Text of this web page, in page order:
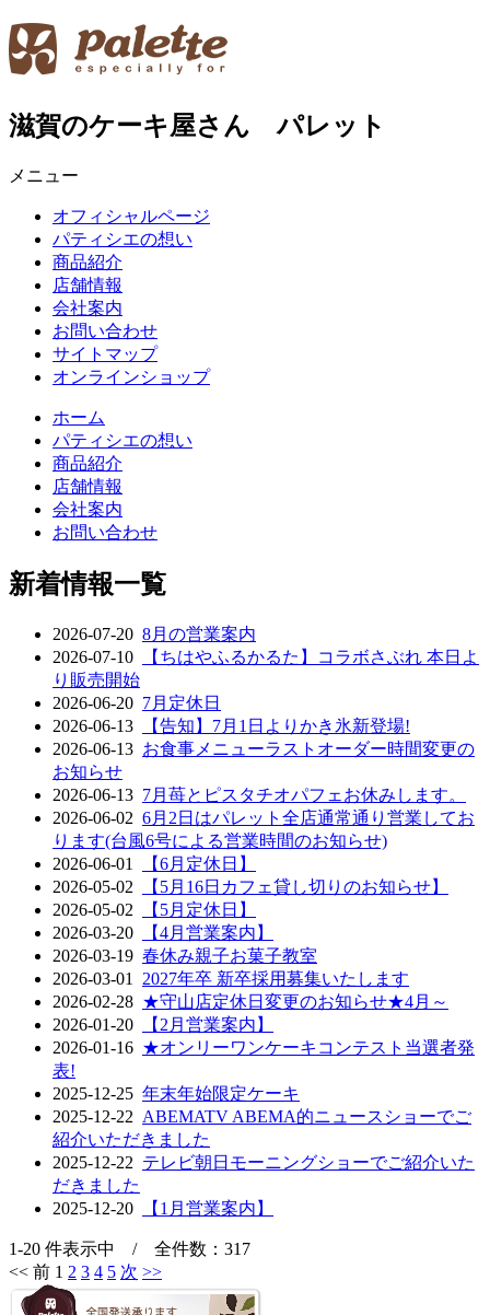
滋賀のケーキ屋さん パレット
メニュー
オフィシャルページ
パティシエの想い
商品紹介
店舗情報
会社案内
お問い合わせ
サイトマップ
オンラインショップ
ホーム
パティシエの想い
商品紹介
店舗情報
会社案内
お問い合わせ
新着情報一覧
2026-07-20 8月の営業案内
2026-07-10
【ちはやふるかるた】コラボさぶれ 本日よ
り販売開始
2026-06-20 7月定休日
2026-06-13
【告知】7月1日よりかき氷新登場!
2026-06-13 お食事メニューラストオーダー時間変更の
お知らせ
2026-06-13 7月苺とピスタチオパフェお休みします。
2026-06-02 6月2日はパレット全店通常通り営業してお
ります(台風6号による営業時間のお知らせ)
2026-06-01
【6月定休日】
2026-05-02
【5月16日カフェ貸し切りのお知らせ】
2026-05-02
【5月定休日】
2026-03-20
【4月営業案内】
2026-03-19 春休み親子お菓子教室
2026-03-01 2027年卒 新卒採用募集いたします
2026-02-28 ★守山店定休日変更のお知らせ★4月～
2026-01-20
【2月営業案内】
2026-01-16 ★オンリーワンケーキコンテスト当選者発
表!
2025-12-25 年末年始限定ケーキ
2025-12-22 ABEMATV ABEMA的ニュースショーでご
紹介いただきました
2025-12-22 テレビ朝日モーニングショーでご紹介いた
だきました
2025-12-20
【1月営業案内】
1-20 件表示中 / 全件数：317
<< 前 1 2 3 4 5 次 >>